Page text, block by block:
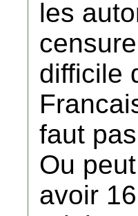
les
difficile
faut
Ou
avoir